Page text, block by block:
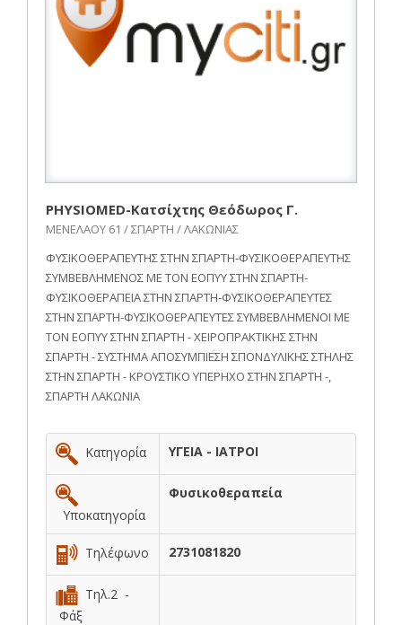
PHYSIOMED-Κατσίχτης Θεόδωρος Γ.
ΜΕΝΕΛΑΟΥ 61 / ΣΠΑΡΤΗ / ΛΑΚΩΝΙΑΣ
ΦΥΣΙΚΟΘΕΡΑΠΕΥΤΗΣ ΣΤΗΝ ΣΠΑΡΤΗ-ΦΥΣΙΚΟΘΕΡΑΠΕΥΤΗΣ
ΣΥΜΒΕΒΛΗΜΕΝΟΣ ΜΕ ΤΟΝ ΕΟΠΥΥ ΣΤΗΝ ΣΠΑΡΤΗ-
ΦΥΣΙΚΟΘΕΡΑΠΕΙΑ ΣΤΗΝ ΣΠΑΡΤΗ-ΦΥΣΙΚΟΘΕΡΑΠΕΥΤΕΣ
ΣΤΗΝ ΣΠΑΡΤΗ-ΦΥΣΙΚΟΘΕΡΑΠΕΥΤΕΣ ΣΥΜΒΕΒΛΗΜΕΝΟΙ ΜΕ
ΤΟΝ ΕΟΠΥΥ ΣΤΗΝ ΣΠΑΡΤΗ - ΧΕΙΡΟΠΡΑΚΤΙΚΗΣ ΣΤΗΝ
ΣΠΑΡΤΗ - ΣΥΣΤΗΜΑ ΑΠΟΣΥΜΠΙΕΣΗ ΣΠΟΝΔΥΛΙΚΗΣ ΣΤΗΛΗΣ
ΣΤΗΝ ΣΠΑΡΤΗ - ΚΡΟΥΣΤΙΚΟ ΥΠΕΡΗΧΟ ΣΤΗΝ ΣΠΑΡΤΗ -,
ΣΠΑΡΤΗ ΛΑΚΩΝΙΑ
Κατηγορία ΥΓΕΙΑ - ΙΑΤΡΟΙ
Υποκατηγορία
Φυσικοθεραπεία
Τηλέφωνο 2731081820
Τηλ.2 -
Φάξ